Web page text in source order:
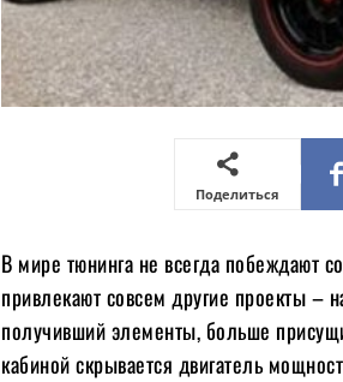
Поделиться
В мире тюнинга не всегда побеждают
привлекают совсем другие проекты –
получивший элементы, больше
кабиной скрывается двигатель